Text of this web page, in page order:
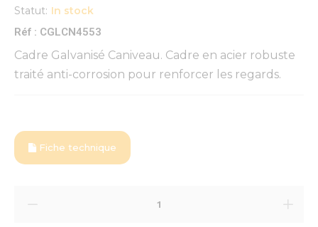
Statut: In stock
Réf : CGLCN4553
Cadre Galvanisé Caniveau. Cadre en acier robuste
traité anti-corrosion pour renforcer les regards.
Fiche technique